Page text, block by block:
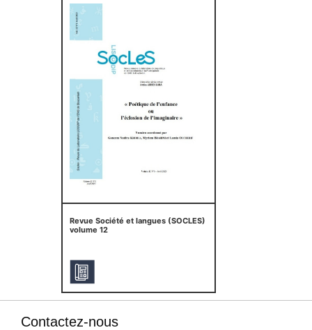
Revue Société et langues (SOCLES)
volume 12
Contactez-nous